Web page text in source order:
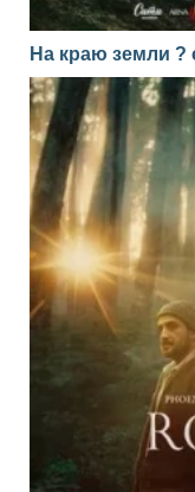
На краю земли ?